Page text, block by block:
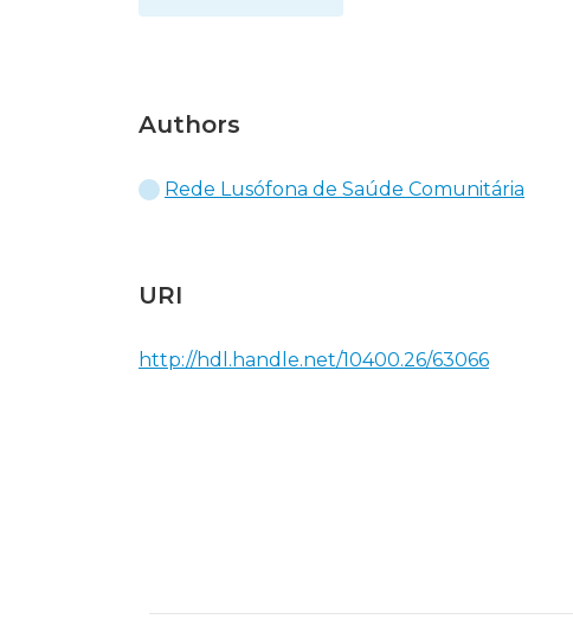
Authors
Rede Lusófona de Saúde Comunitária
URI
http://hdl.handle.net/10400.26/63066